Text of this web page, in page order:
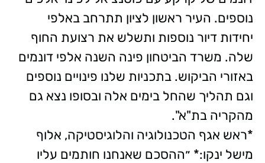
נוספים. העיר ראשון לציון תתרחב באלפי
יחידות דיור נוספות ותשלש את רצועת החוף
שלה. משרד הביטחון פינה השנה אלפי דונמים
באזורי הביקוש. בתכניות שלנו פינויים נוספים
וגם תהליך שהחל בימים אלה ובסופו נצא גם
מהקריה בת"א".
*ראש אגף הטכנולוגיה והלוגיסטיקה, אלוף
מישל ינקו:* ״ההסכם שאנחנו חותמים עליו